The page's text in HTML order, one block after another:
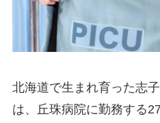
北海道で生まれ育った志
は、丘珠病院に勤務する